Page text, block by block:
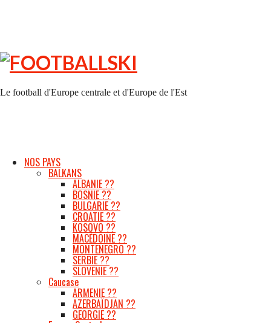
FOOTBALLSKI
Le football d'Europe centrale et d'Europe de l'Est
NOS PAYS
BALKANS
ALBANIE ??
BOSNIE ??
BULGARIE ??
CROATIE ??
KOSOVO ??
MACÉDOINE ??
MONTENEGRO ??
SERBIE ??
SLOVENIE ??
Caucase
ARMENIE ??
AZERBAÏDJAN ??
GEORGIE ??